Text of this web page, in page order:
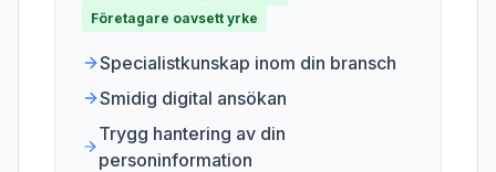
Företagare oavsett yrke
Specialistkunskap inom din bransch
Smidig digital ansökan
Trygg hantering av din
personinformation